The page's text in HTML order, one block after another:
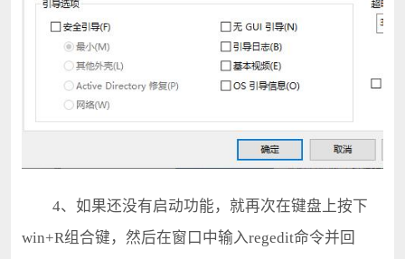
4、如果还没有启动功能，就再次在键盘上按下
win+R组合键，然后在窗口中输入regedit命令并回